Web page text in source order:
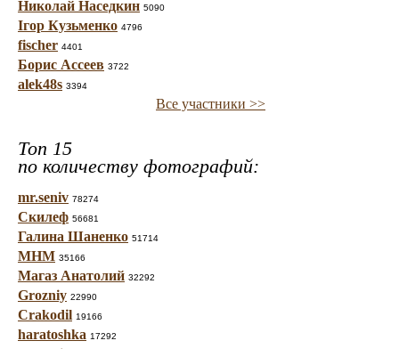
Николай Наседкин 5090
Ігор Кузьменко 4796
fischer 4401
Борис Ассеев 3722
alek48s 3394
Все участники >>
Топ 15
по количеству фотографий:
mr.seniv 78274
Скилеф 56681
Галина Шаненко 51714
МНМ 35166
Магаз Анатолий 32292
Grozniy 22990
Crakodil 19166
haratoshka 17292